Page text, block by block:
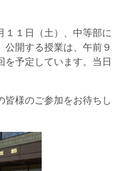
１１日（土）、中等部に
公開する授業は、午前９
を予定しています。当日
皆様のご参加をお待ちし